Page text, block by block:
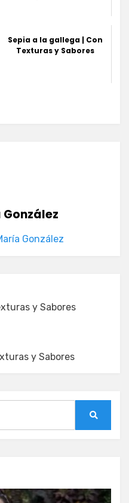
Sepia a la gallega | Con
Texturas y Sabores
González
y Sabores
y Sabores